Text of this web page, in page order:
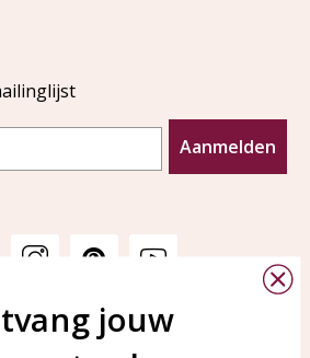
Aanmelden
KAYA Sieraden
jouw